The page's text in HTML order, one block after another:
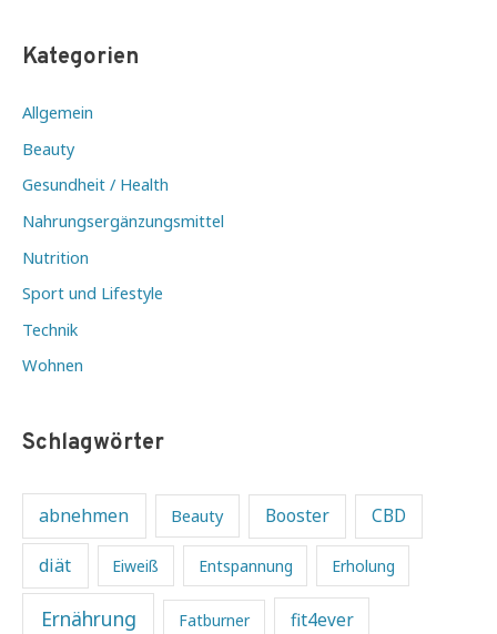
Kategorien
Allgemein
Beauty
Gesundheit / Health
Nahrungsergänzungsmittel
Nutrition
Sport und Lifestyle
Technik
Wohnen
Schlagwörter
abnehmen Beauty Booster CBD
diät Eiweiß Entspannung Erholung
Ernährung Fatburner fit4ever